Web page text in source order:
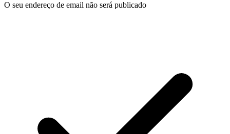
O seu endereço de email não será publicado